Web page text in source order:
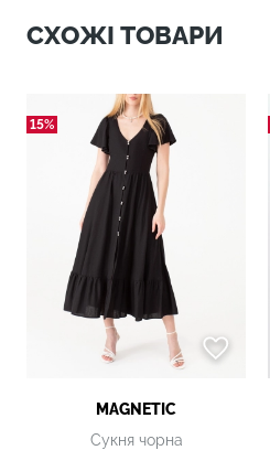
СХОЖІ ТОВАРИ
15%
MAGNETIC
Сукня чорна